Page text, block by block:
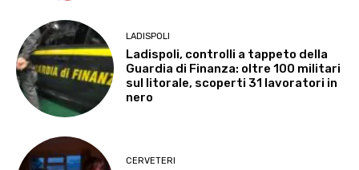
LADISPOLI
Ladispoli, controlli a tappeto della
Guardia di Finanza: oltre 100 militari
sul litorale, scoperti 31 lavoratori in
nero
CERVETERI